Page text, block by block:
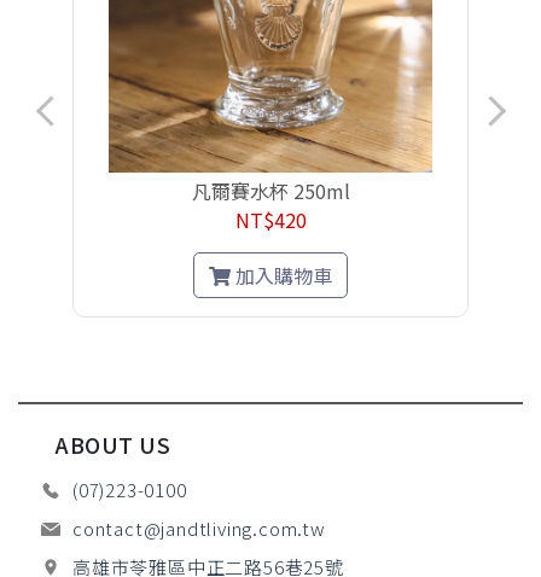
凡爾賽水杯 250ml
NT$420
加入購物車
ABOUT US
(07)223-0100
contact@jandtliving.com.tw
高雄市苓雅區中正二路56巷25號